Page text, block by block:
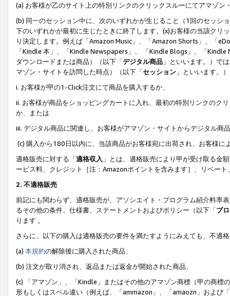
(a) お客様が乙のサイト上の特別リンクのクリックスルーにてアマゾン
(b) 同一のセッション中に、次のいずれかが生じること（1回のセッシ
下のいずれかが最初に生じたときに終了します。(x)お客様の当該ク
り決定します。例えば「Amazon Music」、「Amazon Shorts」、「
「Kindle 本」、「Kindle Newspapers」、 「Kindle Blogs」、「
ダウンロードまたは商品）（以下「デジタル商品 」といいます。）で
マゾン・サイトを訪問した時点）（以下「セッション 」といいます。
i. お客様が甲の1-Click注文にて商品を購入するか、
ii. お客様が商品をショッピングカートに入れ、最初の特別リンクのク
か、または
iii. デジタル商品に関連し、お客様がアマゾン・サイトからデジタル
(c) 購入から180日以内に、当該商品がお客様宛に出荷され、お客様
適格販売に対する「適格収入 」とは、適格販売により甲が受け取る金
ービス料、クレジット［注：Amazonポイントを含みます］、リベー
2. 不適格販売
前記にも関わらず、適格販売が、アソシエイト・プログラム紹介料率
るその他の条件、仕様書、ステートメントおよびポリシー（以下「プ
ります 。
さらに、以下の購入は適格販売の要件を満たすようにみえても、不適
(a) 本規約の解除後に購入された商品、
(b) 注文が取り消され、返品または返金が開始された商品、
(c) 「アマゾン」、「Kindle」またはその他のアマゾン商標（甲の商
形もしくはスペル違い（例えば、「ammazon」、「amaozn」および